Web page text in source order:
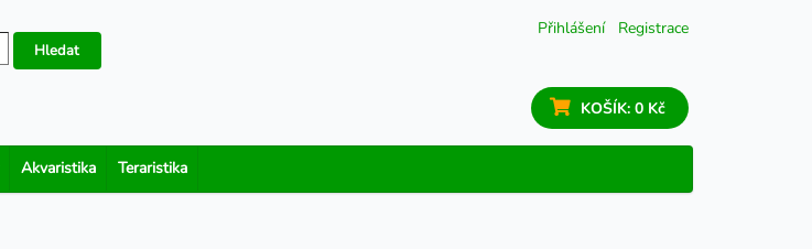
Přihlášení Registrace
Hledat
KOŠÍK: 0 Kč
Akvaristika Teraristika